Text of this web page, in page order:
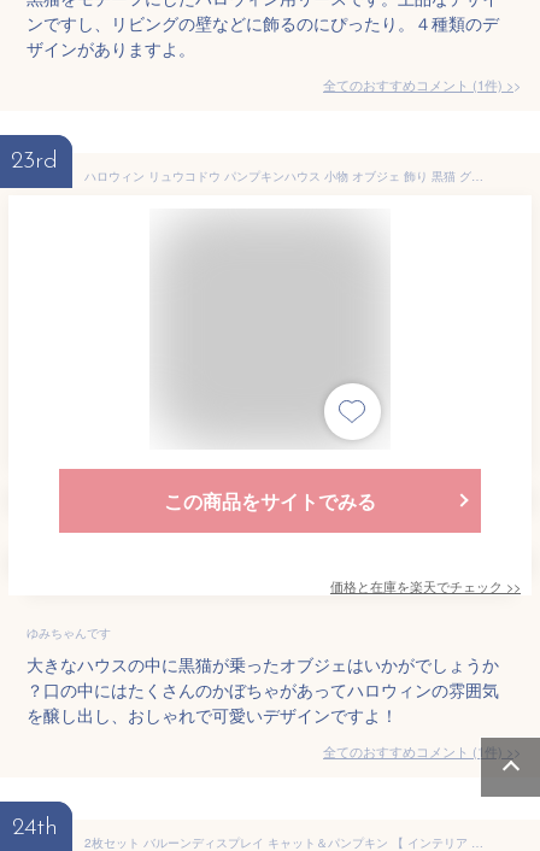
ンですし、リビングの壁などに飾るのにぴったり。４種類のデ
ザインがありますよ。
全てのおすすめコメント (1件) >
23rd
ハロウィン リュウコドウ パンプキンハウス 小物 オブジェ 飾り 黒猫 グッズ かぼちゃ おもちゃ
この商品をサイトでみる
価格と在庫を楽天でチェック >>
ゆみちゃんです
大きなハウスの中に黒猫が乗ったオブジェはいかがでしょうか
？口の中にはたくさんのかぼちゃがあってハロウィンの雰囲気
を醸し出し、おしゃれで可愛いデザインですよ！
全てのおすすめコメント (1件) >
24th
2枚セット バルーンディスプレイ キャット＆パンプキン 【 インテリア 雑貨 風船 装飾品 デコレーション 飾り ハロウィン 】